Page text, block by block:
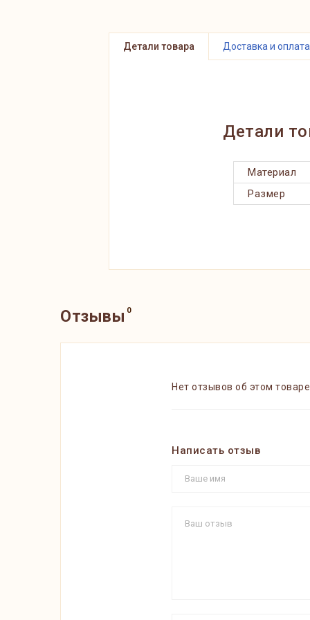
Детали товара Доставка и оплата
Детали
Материал
Размер
Отзывы 0
Нет отзывов об этом
Написать отзыв